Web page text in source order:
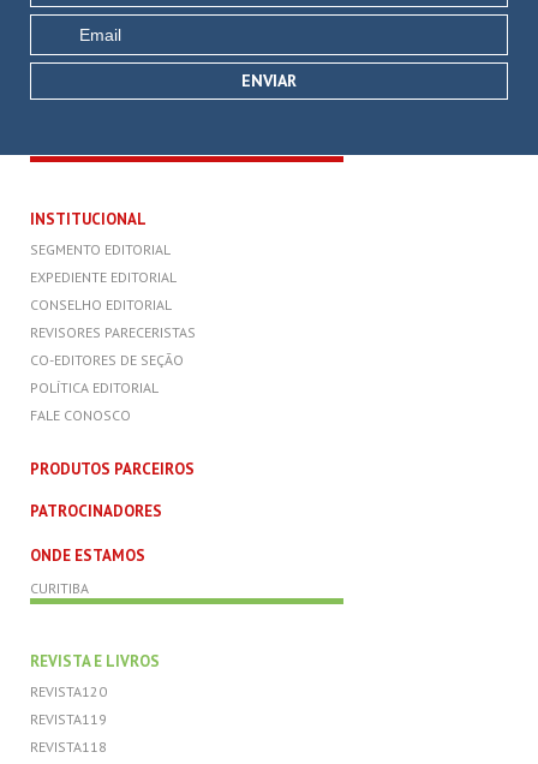
INSTITUCIONAL
SEGMENTO EDITORIAL
EXPEDIENTE EDITORIAL
CONSELHO EDITORIAL
REVISORES PARECERISTAS
CO-EDITORES DE SEÇÃO
POLÍTICA EDITORIAL
FALE CONOSCO
PRODUTOS PARCEIROS
PATROCINADORES
ONDE ESTAMOS
CURITIBA
REVISTA E LIVROS
REVISTA120
REVISTA119
REVISTA118